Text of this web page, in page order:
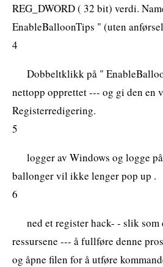
REG_DWORD ( 32 bit) verdi.
EnableBalloonTips " (uten
4
Dobbeltklikk på "
nettopp opprettet --- og gi den en
Registerredigering.
5
logger av Windows og logge
ballonger vil ikke lenger pop up .
6
ned et register hack- - slik
ressursene --- å fullføre denne
og åpne filen for å utføre